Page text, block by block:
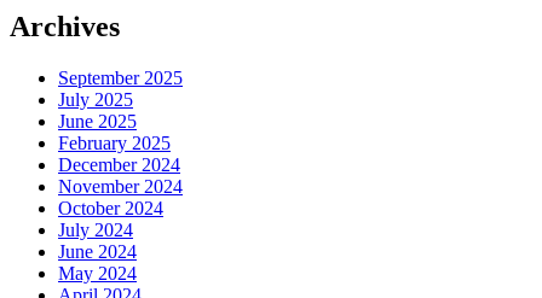
Archives
September 2025
July 2025
June 2025
February 2025
December 2024
November 2024
October 2024
July 2024
June 2024
May 2024